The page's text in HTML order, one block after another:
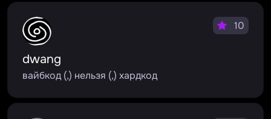
dwang
вайбкод (,) нельзя (,) хардкод
10